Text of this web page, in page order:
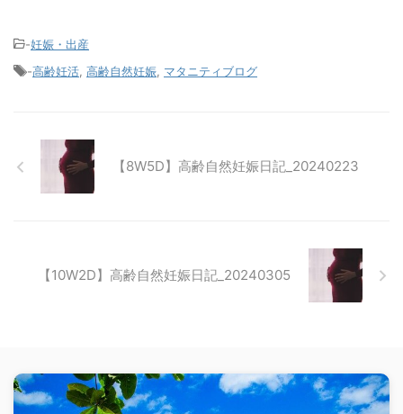
-妊娠・出産
-高齢妊活, 高齢自然妊娠, マタニティブログ
【8W5D】高齢自然妊娠日記_20240223
【10W2D】高齢自然妊娠日記_20240305